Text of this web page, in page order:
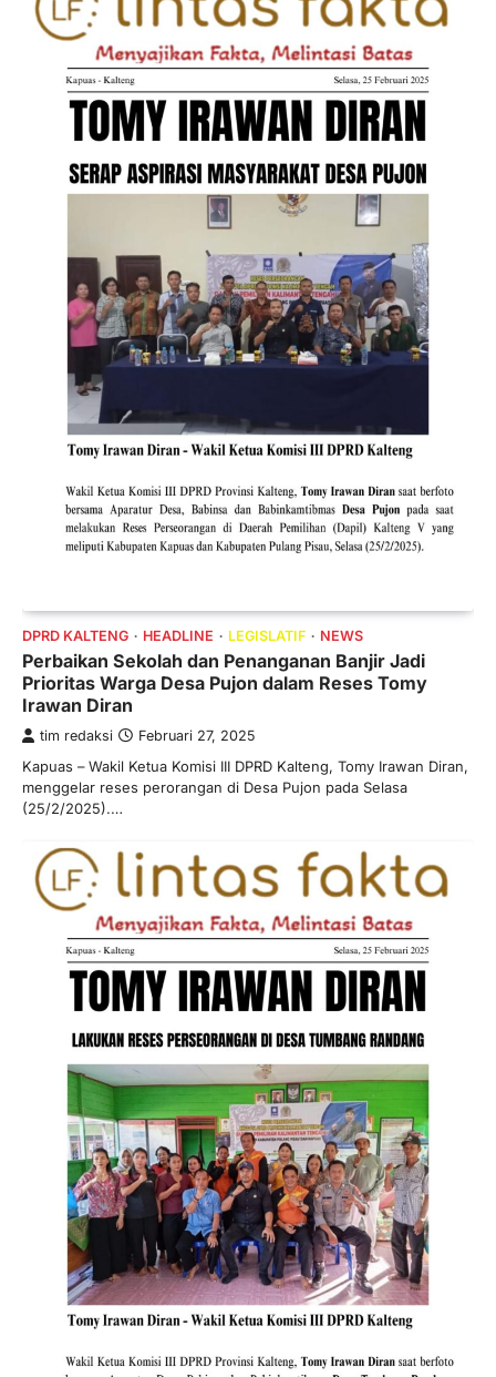
DPRD KALTENG HEADLINE LEGISLATIF NEWS
Perbaikan Sekolah dan Penanganan Banjir Jadi
Prioritas Warga Desa Pujon dalam Reses Tomy
Irawan Diran
tim redaksi Februari 27, 2025
Kapuas – Wakil Ketua Komisi III DPRD Kalteng, Tomy Irawan Diran,
menggelar reses perorangan di Desa Pujon pada Selasa
(25/2/2025).…